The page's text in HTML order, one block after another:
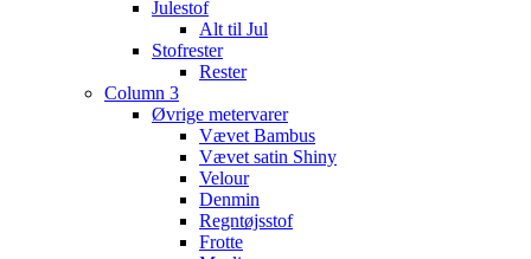
Julestof
Alt til Jul
Stofrester
Rester
Column 3
Øvrige metervarer
Vævet Bambus
Vævet satin Shiny
Velour
Denmin
Regntøjsstof
Frotte